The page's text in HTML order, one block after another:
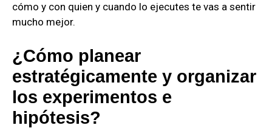
cómo y con quien y cuando lo ejecutes te vas a sentir
mucho mejor.
¿Cómo planear
estratégicamente y organizar
los experimentos e
hipótesis?